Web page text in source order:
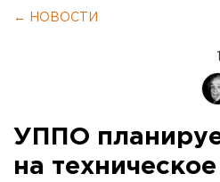
← НОВОСТИ
УППО
на техническое